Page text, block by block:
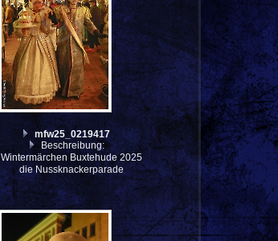
mfw25_0219417
Beschreibung:
Wintermärchen Buxtehude 2025
die Nussknackerparade